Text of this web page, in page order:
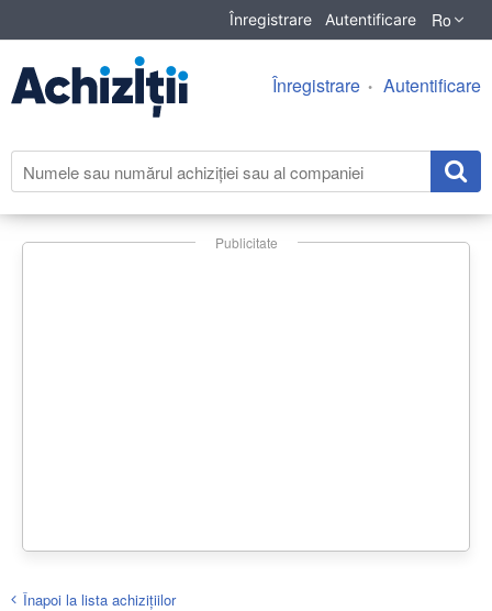
Înregistrare Autentificare Ro
Înregistrare Autentificare
Publicitate
Înapoi la lista achiziţiilor